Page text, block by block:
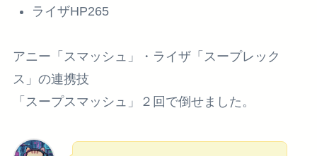
ライザHP265
アニー「スマッシュ」・ライザ「スープレック
ス」の連携技
「スープスマッシュ」２回で倒せました。